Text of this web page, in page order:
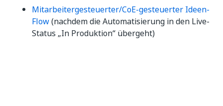
Mitarbeitergesteuerter/CoE-gesteuerter Ideen-
Flow(nachdem die Automatisierung in den Live-
Status „In Produktion“ übergeht)